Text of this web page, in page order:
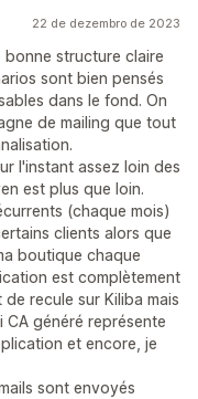
22 de dezembro de 2023
bonne structure claire
sont bien pensés
dans le fond. On
de mailing que tout
l'instant assez loin des
est plus que loin.
(chaque mois)
clients alors que
boutique chaque
est complètement
recule sur Kiliba mais
généré représente
et encore, je
sont envoyés